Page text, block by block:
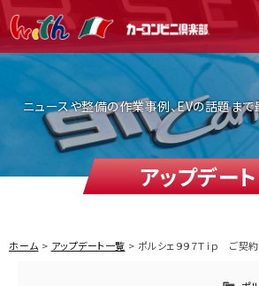
ニュースや整備の作業事例、EVの話題ま
アップデート
ホーム アップデート一覧 ポルシェ９９７Ｔｉｐ ご契